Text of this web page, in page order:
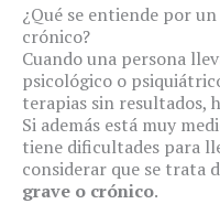
¿Qué se entiende por
crónico?
Cuando una persona
psicológico o
terapias sin resultados,
Si además está muy
tiene dificultades para
considerar que se trata
grave o crónico.